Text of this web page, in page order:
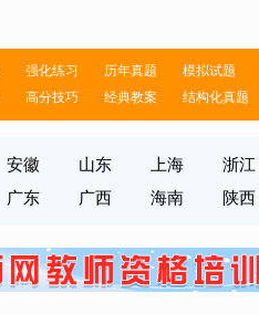
强化练习 历年真题
模拟试题
高分技巧 经典教案 结构化真题
安徽 山东 上海 浙江
广东 广西 海南 陕西